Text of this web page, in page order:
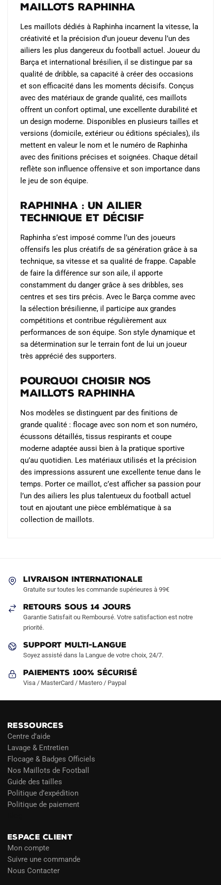
page
produit
Maillots Raphinha
Les maillots dédiés à Raphinha incarnent la vitesse, la
créativité et la précision d’un joueur devenu l’un des
ailiers les plus dangereux du football actuel. Joueur du
Barça et international brésilien, il se distingue par sa
qualité de dribble, sa capacité à créer des occasions
et son efficacité dans les moments décisifs. Conçus
avec des matériaux de grande qualité, ces maillots
offrent un confort optimal, une excellente durabilité et
un design moderne. Disponibles en plusieurs tailles et
versions (domicile, extérieur ou éditions spéciales), ils
mettent en valeur le nom et le numéro de Raphinha
avec des finitions précises et soignées. Chaque détail
reflète son influence offensive et son importance dans
le jeu de son équipe.
Raphinha : un ailier
technique et décisif
Raphinha s’est imposé comme l’un des joueurs
offensifs les plus créatifs de sa génération grâce à sa
technique, sa vitesse et sa qualité de frappe. Capable
de faire la différence sur son aile, il apporte
constamment du danger grâce à ses dribbles, ses
centres et ses tirs précis. Avec le Barça comme avec
la sélection brésilienne, il participe aux grandes
compétitions et contribue régulièrement aux
performances de son équipe. Son style dynamique et
sa détermination sur le terrain font de lui un joueur
très apprécié des supporters.
Pourquoi choisir nos
maillots Raphinha
Nos modèles se distinguent par des finitions de
grande qualité : flocage avec son nom et son numéro,
écussons détaillés, tissus respirants et coupe
moderne adaptée aussi bien à la pratique sportive
qu’au quotidien. Les matériaux utilisés et la précision
des impressions assurent une excellente tenue dans le
temps. Porter ce maillot, c’est afficher sa passion pour
l’un des ailiers les plus talentueux du football actuel
tout en ajoutant une pièce emblématique à sa
collection de maillots.
LIVRAISON INTERNATIONALE
Gratuite sur toutes les commande supérieures à 99€
RETOURS SOUS 14 JOURS
Garantie Satisfait ou Remboursé. Votre satisfaction est notre
priorité.
SUPPORT MULTI-LANGUE
Soyez assisté dans la Langue de votre choix, 24/7.
Paiements 100% Sécurisé
Visa / MasterCard / Mastero / Paypal
RESSOURCES
Centre d’aide
Lavage & Entretien
Flocage & Badges Officiels
Nos Maillots de Football
Guide des tailles
Politique d’expédition
Politique de paiement
ESPACE CLIENT
Mon compte
Suivre une commande
Nous Contacter